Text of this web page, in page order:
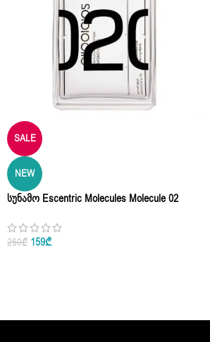
SALE
NEW
Სუნამო Escentric Molecules Molecule 02
250₾ 159₾